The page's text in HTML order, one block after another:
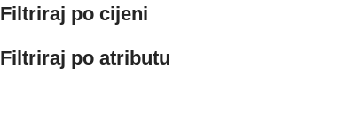
Filtriraj po cijeni
Filtriraj po atributu